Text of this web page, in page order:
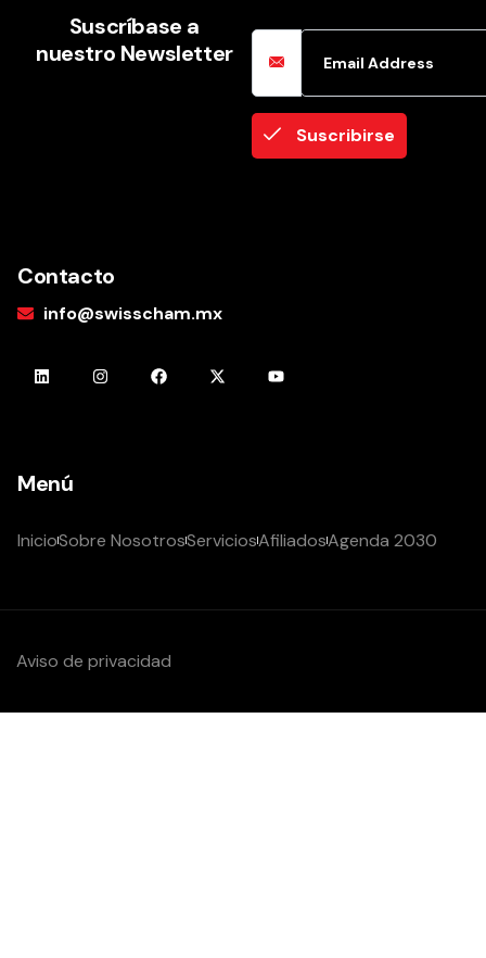
Suscríbase a
nuestro Newsletter
Suscribirse
Contacto
info@swisscham.mx
Menú
InicioSobre NosotrosServiciosAfiliadosAgenda 2030
Aviso de privacidad